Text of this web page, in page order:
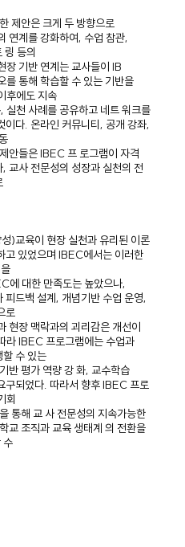
제안은 크게 두 방향으로
연계를 강화하여, 수업 참관,
링 등의
장 기반 연계는 교사들이 IB
를 통해 학습할 수 있는 기반을
후에도 지속
실천 사례를 공유하고 네트 워크를
이다. 온라인 커뮤니티, 공개 강좌,
안들은 IBEC 프 로그램이 자격
교사 전문성의 성장과 실천의 전
)교육이 현장 실천과 유리된 이론
고 있었으며 IBEC에서는 이러한
에 대한 만족도는 높았으나,
피드백 설계, 개념기반 수업 운영,
로
현장 맥락과의 괴리감은 개선이
라 IBEC 프로그램에는 수업과
수 있는
반 평가 역량 강 화, 교수학습
구되었다. 따라서 향후 IBEC 프로
회
통해 교 사 전문성의 지속가능한
교 조직과 교육 생태계 의 전환을
수